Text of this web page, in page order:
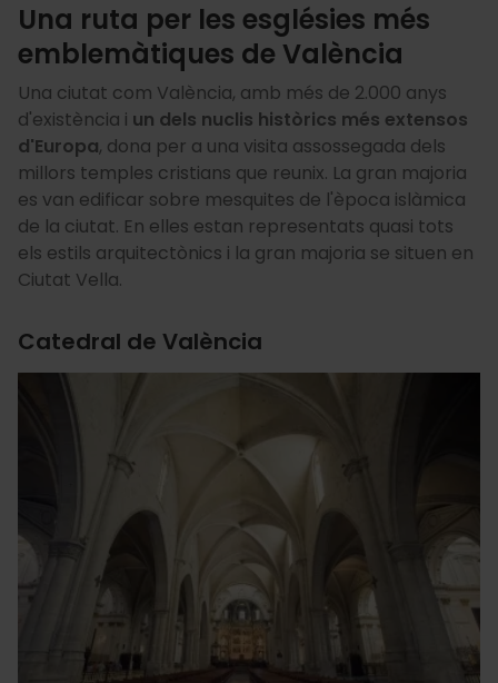
Una ruta per les esglésies més
emblemàtiques de València
Una ciutat com València, amb més de 2.000 anys
d'existència i un dels nuclis històrics més extensos
d'Europa, dona per a una visita assossegada dels
millors temples cristians que reunix. La gran majoria
es van edificar sobre mesquites de l'època islàmica
de la ciutat. En elles estan representats quasi tots
els estils arquitectònics i la gran majoria se situen en
Ciutat Vella.
Catedral de València